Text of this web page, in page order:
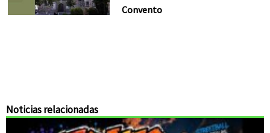
Convento
Noticias relacionadas